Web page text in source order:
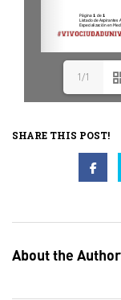
1/1
SHARE THIS POST!
About the